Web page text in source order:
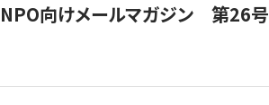
NPO向けメールマガジン 第26号